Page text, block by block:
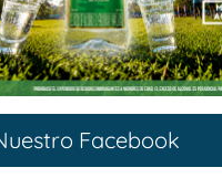
Facebook